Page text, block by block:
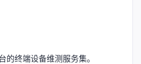
的终端设备维测服务集。